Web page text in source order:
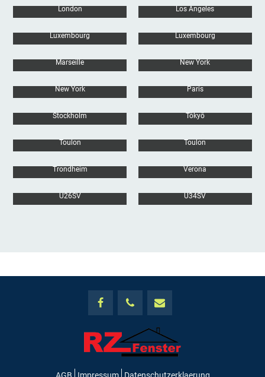
London Los Angeles
Luxembourg Luxembourg
Marseille New York
New York Paris
Stockholm Tôkyô
Toulon Toulon
Trondheim Verona
U26SV U34SV